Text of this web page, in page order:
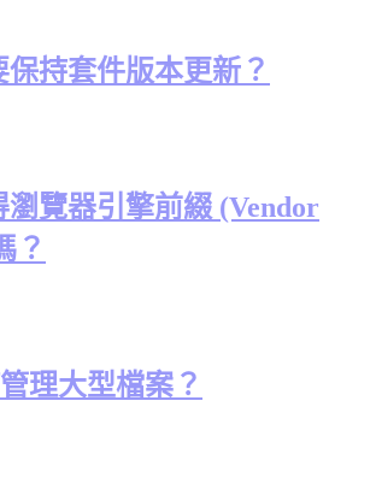
持套件版本更新？
瀏覽器引擎前綴 (Vendor
？
理大型檔案？